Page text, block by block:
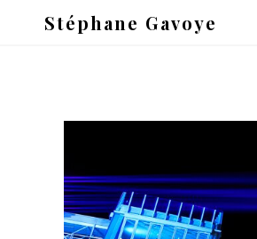
Stéphane Gavoye